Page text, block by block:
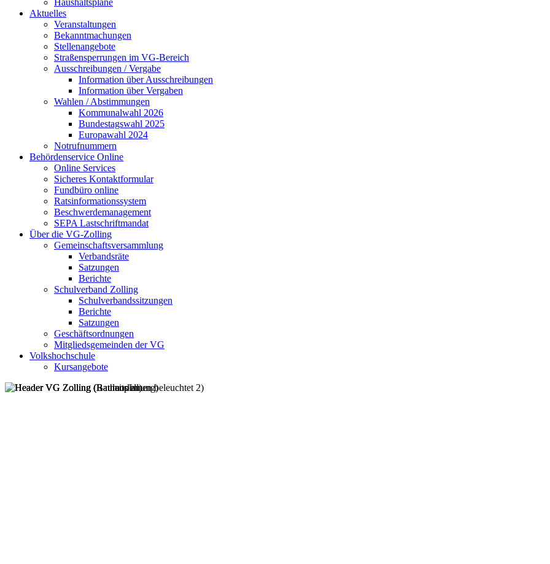
Haushaltspläne
Aktuelles
Veranstaltungen
Bekanntmachungen
Stellenangebote
Straßensperrungen im VG-Bereich
Ausschreibungen / Vergabe
Information über Ausschreibungen
Information über Vergaben
Wahlen / Abstimmungen
Kommunalwahl 2026
Bundestagswahl 2025
Europawahl 2024
Notrufnummern
Behördenservice Online
Online Services
Sicheres Kontaktformular
Fundbüro online
Ratsinformationssystem
Beschwerdemanagement
SEPA Lastschriftmandat
Über die VG-Zolling
Gemeinschaftsversammlung
Verbandsräte
Satzungen
Berichte
Schulverband Zolling
Schulverbandssitzungen
Berichte
Satzungen
Geschäftsordnungen
Mitgliedsgemeinden der VG
Volkshochschule
Kursangebote